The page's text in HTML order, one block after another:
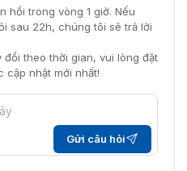
hồi trong vòng 1 giờ. Nếu
sau 22h, chúng tôi sẽ trả lời
theo thời gian, vui lòng đặt
cập nhật mới nhất!
Gửi câu hỏi